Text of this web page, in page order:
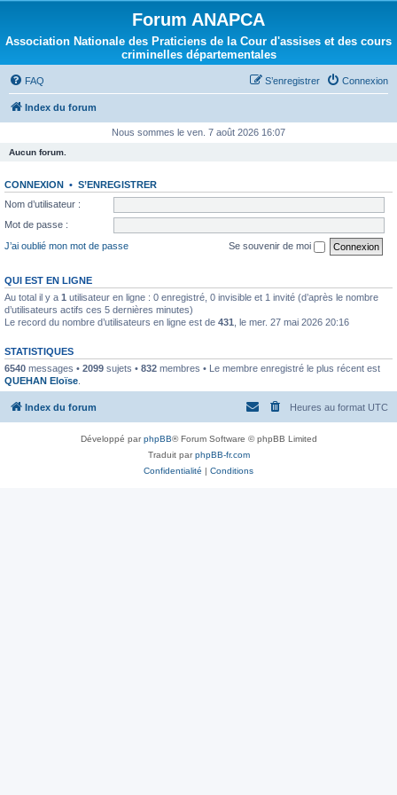
Forum ANAPCA
Association Nationale des Praticiens de la Cour d'assises et des cours
criminelles départementales
FAQ Connexion
S’enregistrer
Index du forum
Nous sommes le ven. 7 août 2026 16:07
Aucun forum.
CONNEXION • S’ENREGISTRER
Nom d’utilisateur :
Mot de passe :
J’ai oublié mon mot de passe
Se souvenir de moi
QUI EST EN LIGNE
Au total il y a 1 utilisateur en ligne : 0 enregistré, 0 invisible et 1 invité (d’après le nombre
d’utilisateurs actifs ces 5 dernières minutes)
Le record du nombre d’utilisateurs en ligne est de 431 , le mer. 27 mai 2026 20:16
STATISTIQUES
6540 messages • 2099 sujets • 832 membres • Le membre enregistré le plus récent est
QUEHAN Eloïse
Index du forum Heures au format UTC
Développé parphpBB® Forum Software © phpBB Limited
Traduit parphpBB-fr.com
Confidentialité | Conditions